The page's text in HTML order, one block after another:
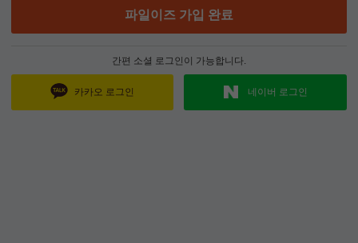
파일이즈 가입 완료
간편 소셜 로그인이 가능합니다.
카카오 로그인 네이버 로그인